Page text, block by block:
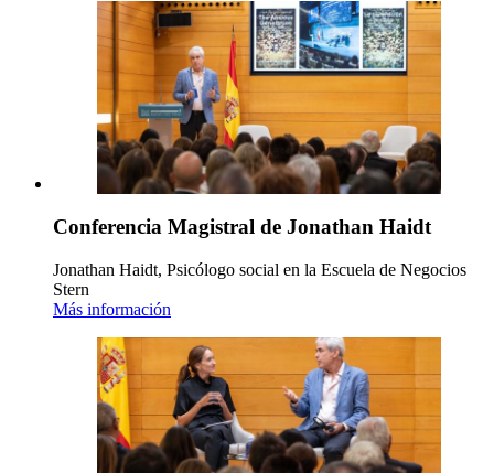
Conferencia Magistral de Jonathan Haidt
Jonathan Haidt, Psicólogo social en la Escuela de Negocios
Stern
Más información